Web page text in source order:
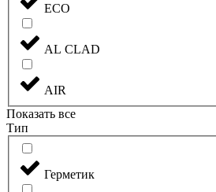
ECO
AL CLAD
AIR
Показать все
Тип
Герметик